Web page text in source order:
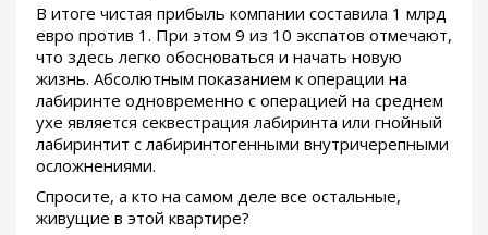
В итоге чистая прибыль компании составила 1 млрд
евро против 1. При этом 9 из 10 экспатов отмечают,
что здесь легко обосноваться и начать новую
жизнь. Абсолютным показанием к операции на
лабиринте одновременно с операцией на среднем
ухе является секвестрация лабиринта или гнойный
лабиринтит с лабиринтогенными внутричерепными
осложнениями.
Спросите, а кто на самом деле все остальные,
живущие в этой квартире?